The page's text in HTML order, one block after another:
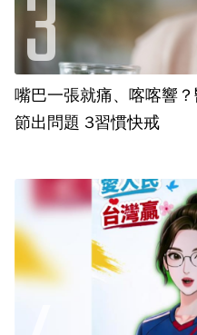
嘴巴一張就痛、喀喀響
節出問題 3習慣快戒